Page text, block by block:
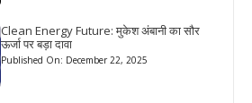
Clean Energy Future: मुकेश अंबानी का सौर
ऊर्जा पर बड़ा दावा
Published On: December 22, 2025